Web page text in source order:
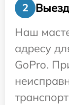
2
Наш
адресу
GoPro.